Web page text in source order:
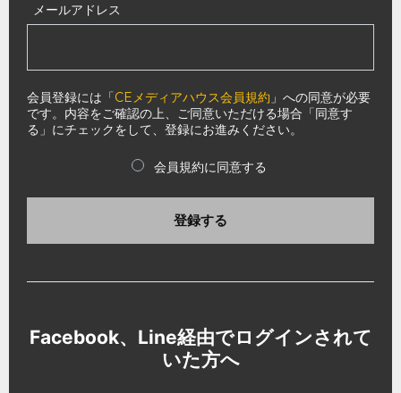
メールアドレス
会員登録には「CEメディアハウス会員規約 」への同意が必要
です。内容をご確認の上、ご同意いただける場合「同意す
る」にチェックをして、登録にお進みください。
会員規約に同意する
登録する
Facebook、Line経由でログインされて
いた方へ